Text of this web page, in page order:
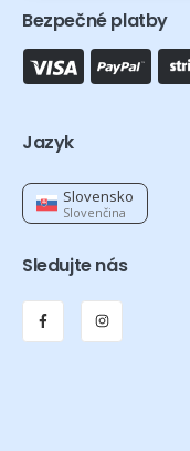
Bezpečné platby
Jazyk
Slovensko
Slovenčina
Sledujte nás